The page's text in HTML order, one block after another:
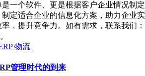
一个软件、更是根据客户企业情况制定
定适合企业的信息化方案，助力企业实
，提升竞争力。如有需求，联系我们：
物流
管理时代的到来